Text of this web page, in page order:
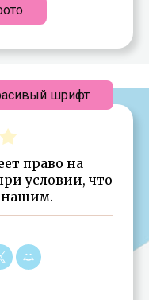
право на
условии, что
нашим.
шрифт